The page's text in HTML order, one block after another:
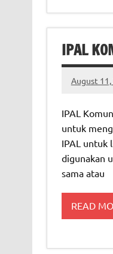
IPAL
August
IPAL
untuk
IPAL untuk
digunakan
sama atau
READ